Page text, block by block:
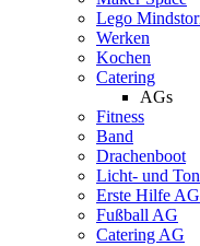
Lego
Werken
Kochen
Catering
AGs
Fitness
Band
Drachenboot
Licht- und
Erste Hilfe AG
Fußball AG
Catering AG